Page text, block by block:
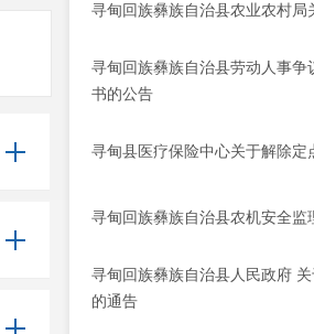
寻甸回族彝族自治县农业农村
寻甸回族彝族自治县劳动人事
书的公告
寻甸县医疗保险中心关于解除定
寻甸回族彝族自治县农机安全
寻甸回族彝族自治县人民政府
的通告